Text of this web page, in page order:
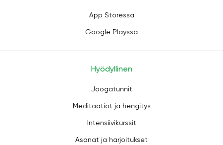
App Storessa
Google Playssa
Hyödyllinen
Joogatunnit
Meditaatiot ja hengitys
Intensiivikurssit
Asanat ja harjoitukset